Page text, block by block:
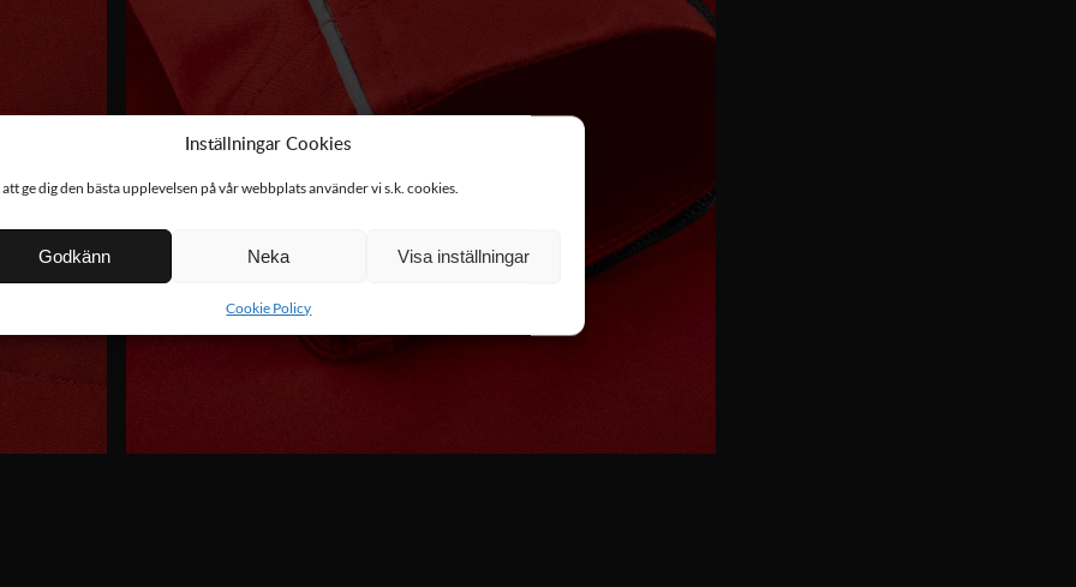
Inställningar Cookies
ge dig den bästa upplevelsen på vår webbplats använder vi s.k. cookies.
Godkänn Neka Visa inställningar
Cookie Policy